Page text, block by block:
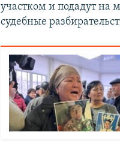
участком и подадут на
судебные